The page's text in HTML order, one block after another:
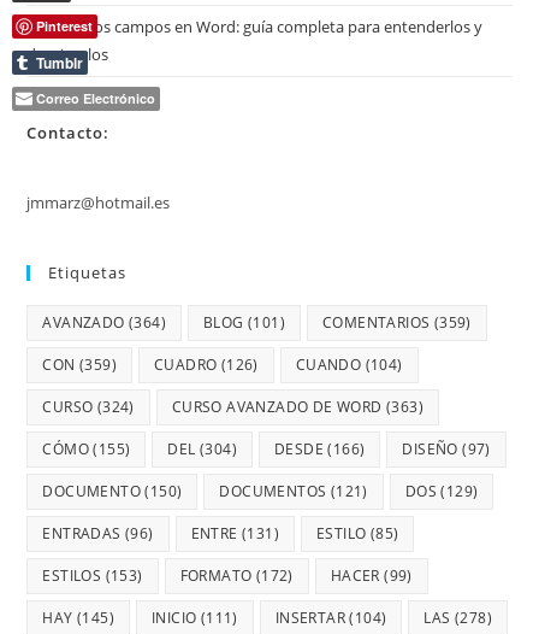
Qué son los campos en Word: guía completa para entenderlos y
dominarlos
Contacto:
jmmarz@hotmail.es
Etiquetas
AVANZADO (364) BLOG (101) COMENTARIOS (359)
CON (359) CUADRO (126) CUANDO (104)
CURSO (324) CURSO AVANZADO DE WORD (363)
CÓMO(155) DEL (304) DESDE (166) DISEÑO (97)
DOCUMENTO(150) DOCUMENTOS (121) DOS (129)
ENTRADAS (96) ENTRE (131) ESTILO (85)
ESTILOS (153) FORMATO (172) HACER (99)
HAY (145) INICIO (111) INSERTAR(104) LAS (278)
Pinterest
Tumblr
Correo Electrónico